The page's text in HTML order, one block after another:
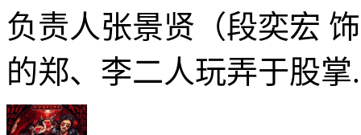
负责人张景贤（段奕宏
的郑、李二人玩弄于股